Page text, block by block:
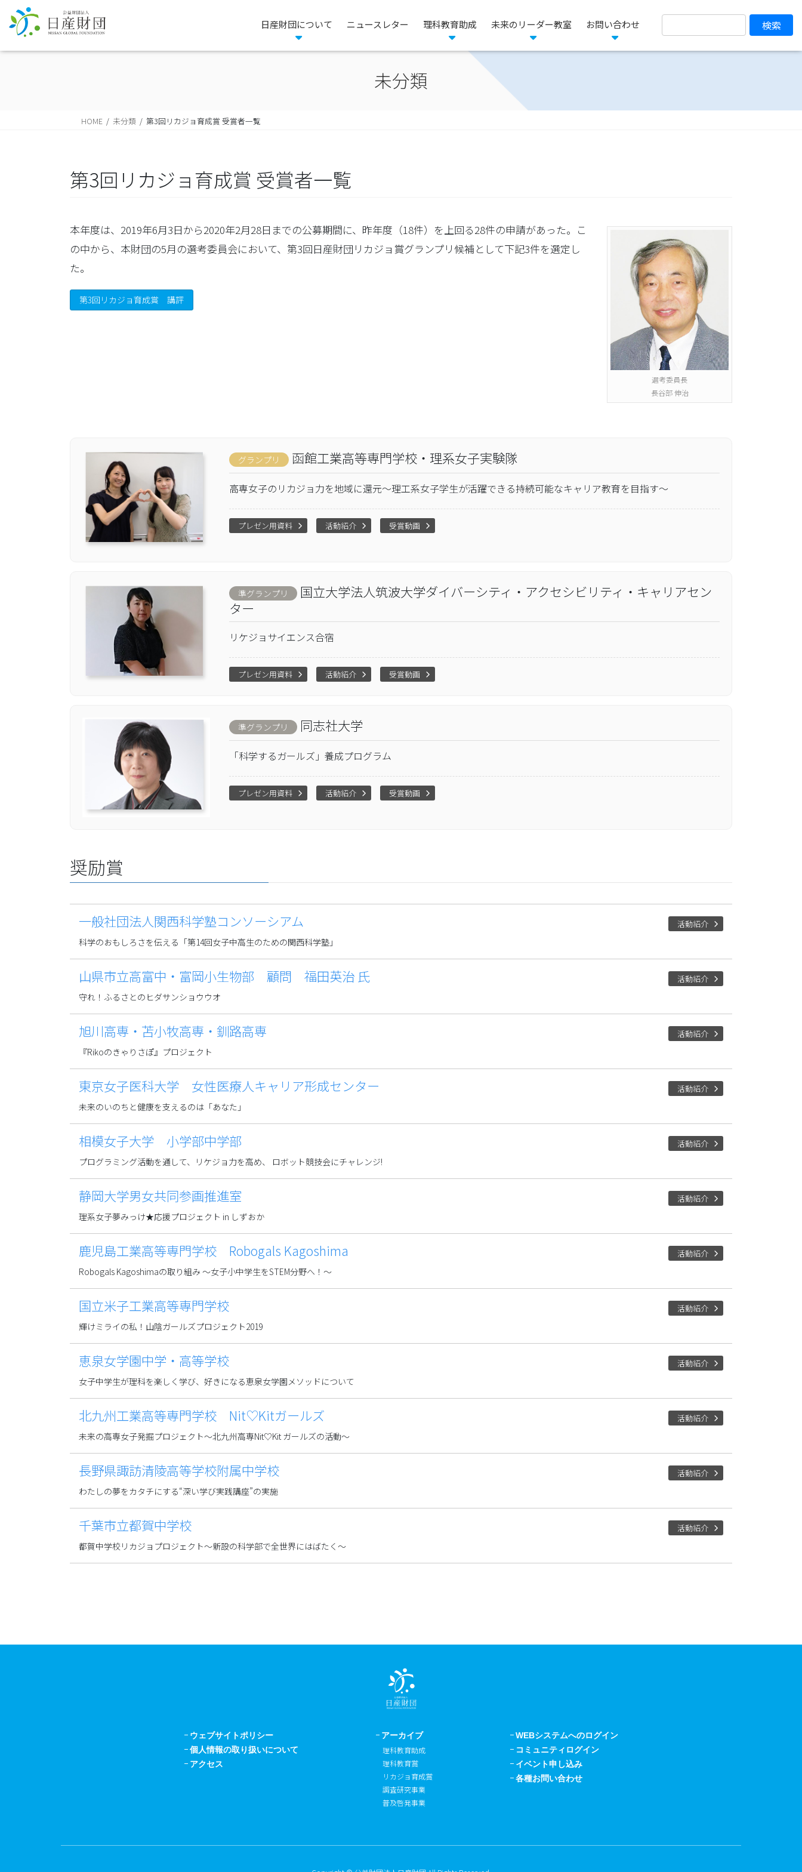
⽇産財団について ニュースレター 理科教育助成 未来のリーダー教室 お問い合わせ
未分類
HOME 未分類 第3回リカジョ育成賞 受賞者一覧
第3回リカジョ育成賞 受賞者一覧
選考委員長
長谷部 伸治
本年度は、2019年6月3日から2020年2月28日までの公募期間に、昨年度（18件）を上回る28件の申請があった。こ
の中から、本財団の5月の選考委員会において、第3回日産財団リカジョ賞グランプリ候補として下記3件を選定し
た。
第3回リカジョ育成賞 講評
グランプリ 函館工業高等専門学校・理系女子実験隊
高専女子のリカジョ力を地域に還元～理工系女子学生が活躍できる持続可能なキャリア教育を目指す～
プレゼン用資料 活動紹介 受賞動画
準グランプリ
国立大学法人筑波大学ダイバーシティ・アクセシビリティ・キャリアセン
ター
リケジョサイエンス合宿
プレゼン用資料 活動紹介 受賞動画
準グランプリ 同志社大学
「科学するガールズ」養成プログラム
プレゼン用資料 活動紹介 受賞動画
奨励賞
一般社団法人関西科学塾コンソーシアム
科学のおもしろさを伝える「第14回女子中高生のための関西科学塾」
活動紹介
山県市立高富中・富岡小生物部 顧問 福田英治 氏
守れ！ふるさとのヒダサンショウウオ
活動紹介
旭川高専・苫小牧高専・釧路高専
『Rikoのきゃりさぽ』プロジェクト
活動紹介
東京女子医科大学 女性医療人キャリア形成センター
未来のいのちと健康を支えるのは「あなた」
活動紹介
相模女子大学 小学部中学部
プログラミング活動を通して、リケジョ力を高め、 ロボット競技会にチャレンジ!
活動紹介
静岡大学男女共同参画推進室
理系女子夢みっけ★応援プロジェクト in しずおか
活動紹介
鹿児島工業高等専門学校 Robogals Kagoshima
Robogals Kagoshimaの取り組み ～女子小中学生をSTEM分野へ！～
活動紹介
国立米子工業高等専門学校
輝けミライの私！山陰ガールズプロジェクト2019
活動紹介
恵泉女学園中学・高等学校
女子中学生が理科を楽しく学び、好きになる恵泉女学園メソッドについて
活動紹介
北九州工業高等専門学校 Nit♡Kitガールズ
未来の高専女子発掘プロジェクト～北九州高専Nit♡Kit ガールズの活動～
活動紹介
長野県諏訪清陵高等学校附属中学校
わたしの夢をカタチにする“深い学び実践講座”の実施
活動紹介
千葉市立都賀中学校
都賀中学校リカジョプロジェクト～新設の科学部で全世界にはばたく～
活動紹介
ウェブサイトポリシー
個人情報の取り扱いについて
アクセス
アーカイブ
理科教育助成
理科教育賞
リカジョ育成賞
調査研究事業
普及啓発事業
WEBシステムへのログイン
コミュニティログイン
イベント申し込み
各種お問い合わせ